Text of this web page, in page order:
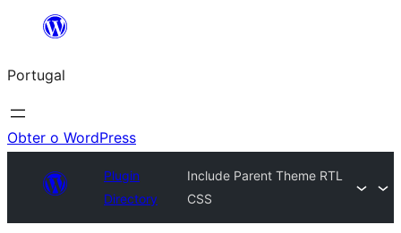
Saltar
o
conteúdo
Portugal
Obter o WordPress
Plugin
Directory
Include Parent Theme RTL
CSS